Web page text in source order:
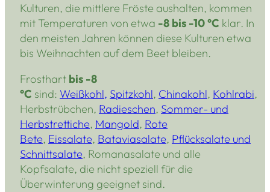
Kulturen, die mittlere Fröste aushalten, kommen
mit Temperaturen von etwa -8 bis -10 °C klar. In
den meisten Jahren können diese Kulturen etwa
bis Weihnachten auf dem Beet bleiben.
Frosthart bis -8
°C sind: Weißkohl, Spitzkohl, Chinakohl, Kohlrabi,
Herbstrübchen, Radieschen, Sommer- und
Herbstrettiche, Mangold, Rote
Bete, Eissalate, Bataviasalate, Pflücksalate und
Schnittsalate, Romanasalate und alle
Kopfsalate, die nicht speziell für die
Überwinterung geeignet sind.